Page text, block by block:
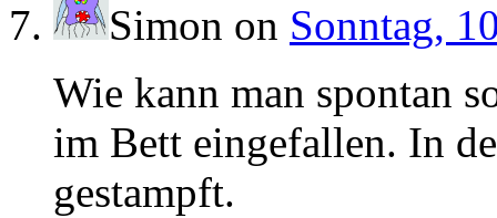
Simon on Sonntag,
Wie kann man spontan
im Bett eingefallen. In
gestampft.